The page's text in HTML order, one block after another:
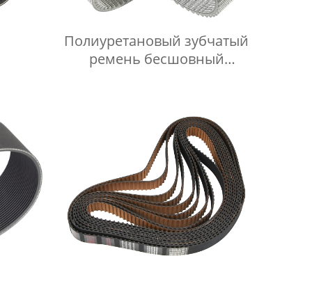
Полиуретановый зубчатый
ремень бесшовный